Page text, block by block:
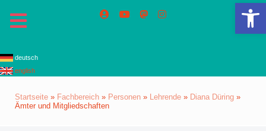
deutsch
english
Startseite » Fachbereich » Personen » Lehrende » Diana Düring »
Ämter und Mitgliedschaften